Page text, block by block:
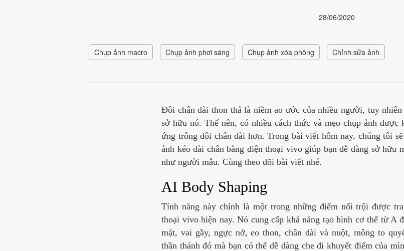
28/06/2020
Chụp ảnh macro Chụp ảnh phơi sáng Chụp ảnh xóa phông Chỉnh sửa ảnh
Đôi chân dài thon thả là niềm ao ước của nhiều người, tuy
sở hữu nó. Thế nên, có nhiều cách thức và mẹo chụp ảnh được
ứng trông đôi chân dài hơn. Trong bài viết hôm nay, chúng tôi
ảnh kéo dài chân bằng điện thoại vivo giúp bạn dễ dàng sở hữu
như người mẫu. Cùng theo dõi bài viết nhé.
AI Body Shaping
Tính năng này chính là một trong những điểm nổi trội được
thoại vivo hiện nay. Nó cung cấp khả năng tạo hình cơ thể từ A
mặt, vai gầy, ngực nở, eo thon, chân dài và nuột, mông to
thần thánh đó mà bạn có thể dễ dàng che đi khuyết điểm của